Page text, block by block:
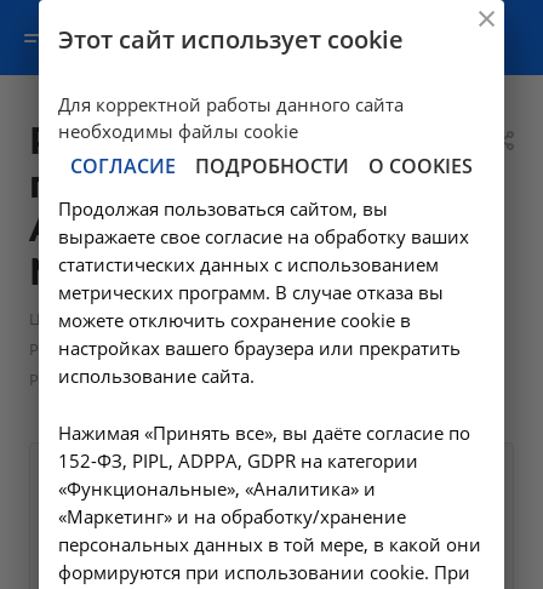
Рентгенография
глазницы -
A06.26.001 в
Москве
Цены в Москве —
Рентгенологические исследования в Москве —
Рентгенография глазницы - A06.26.001 в Москве
Оформите заявку на сайте,
мы свяжемся с вами в
ближайшее время и ответим
Этот сайт использует cookie
Для корректной работы данного сайта
необходимы файлы cookie
СОГЛАСИЕ ПОДРОБНОСТИ О COOKIES
Продолжая пользоваться сайтом, вы
выражаете свое согласие на обработку ваших
статистических данных с использованием
метрических программ. В случае отказа вы
можете отключить сохранение cookie в
настройках вашего браузера или прекратить
использование сайта.
Нажимая «Принять все», вы даёте согласие по
152-ФЗ, PIPL, ADPPA, GDPR на категории
«Функциональные», «Аналитика» и
«Маркетинг» и на обработку/хранение
персональных данных в той мере, в какой они
формируются при использовании cookie. При